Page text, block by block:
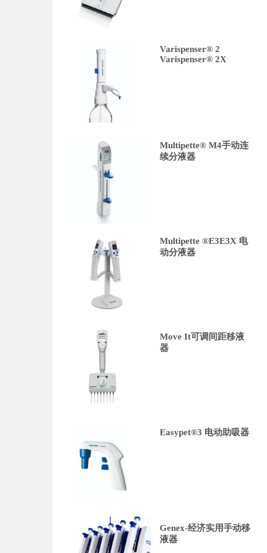
Varispenser® 2
Varispenser® 2X
Multipette® M4手动连
续分液器
Multipette ®E3E3X 电
动分液器
Move It可调间距移液
器
Easypet®3 电动助吸器
Genex-经济实用手动移
液器